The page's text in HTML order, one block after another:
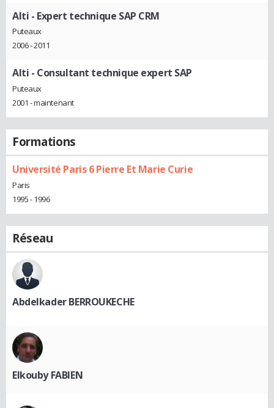
Alti - Expert technique SAP CRM
Puteaux
2006 - 2011
Alti - Consultant technique expert SAP
Puteaux
2001 - maintenant
Formations
Université Paris 6 Pierre Et Marie Curie
Paris
1995 - 1996
Réseau
Abdelkader BERROUKECHE
Elkouby FABIEN